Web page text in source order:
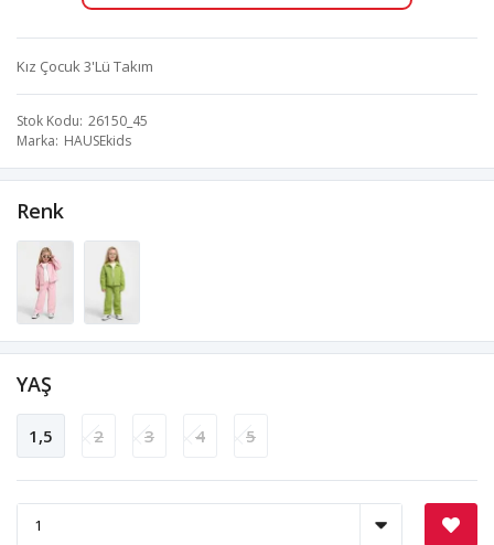
Kız Çocuk 3'Lü Takım
Stok Kodu 26150_45
Marka HAUSEkids
Renk
YAŞ
1,5 2 3 4 5